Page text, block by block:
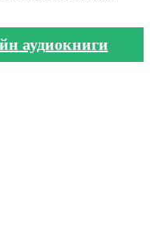
аудиокниги